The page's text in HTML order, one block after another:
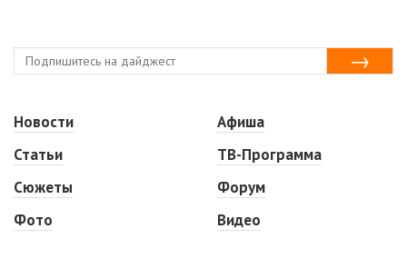
Новости
Статьи
Сюжеты
Фото
Афиша
ТВ-Программа
Форум
Видео